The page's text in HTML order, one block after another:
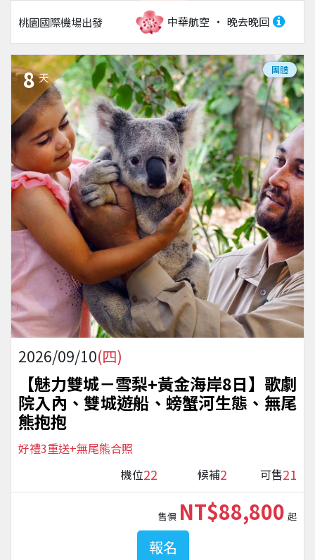
桃園國際機場出發 中華航空 晚去晚回
8 天
團體
2026/09/10(四)
【魅力雙城－雪梨+黃金海岸8日】歌劇
院入內、雙城遊船、螃蟹河生態、無尾
熊抱抱
好禮3重送+無尾熊合照
機位22 候補2 可售21
售價 NT$88,800 起
報名